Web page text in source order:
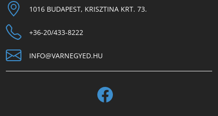
1016 BUDAPEST, KRISZTINA KRT. 73.
+36-20/433-8222
INFO@VARNEGYED.HU